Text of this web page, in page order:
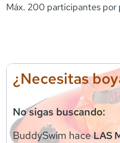
Máx. 200 participantes por
¿Necesitas
No sigas buscando:
BuddySwim haceLAS